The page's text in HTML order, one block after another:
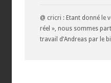
@ cricri : Etant donné le
réel », nous sommes
travail d’Andreas par le